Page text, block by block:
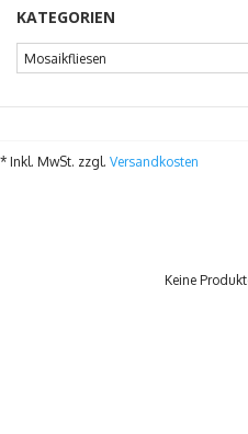
KATEGORIEN
* Inkl. MwSt. zzgl. Versandkosten
Keine